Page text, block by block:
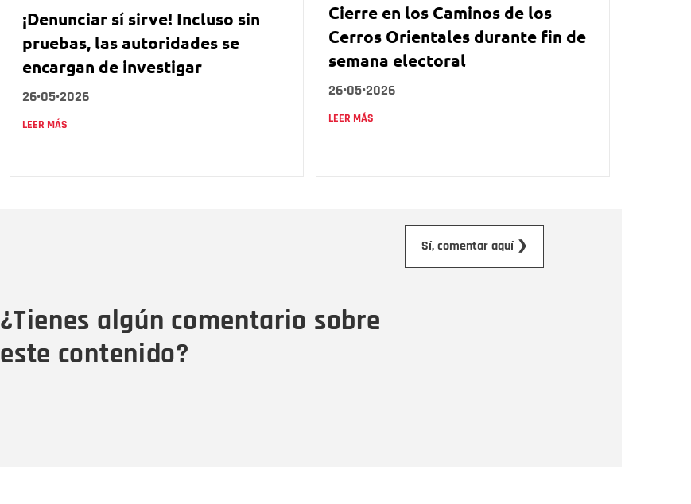
¡Denunciar sí sirve! Incluso sin
pruebas, las autoridades se
encargan de investigar
26•05•2026
LEER MÁS
Cierre en los Caminos de los
Cerros Orientales durante fin de
semana electoral
26•05•2026
LEER MÁS
¿Tienes algún comentario sobre
este contenido?
Sí, comentar aquí ❯